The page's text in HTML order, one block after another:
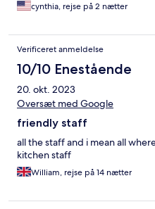
cynthia, rejse på 2 nætter
Verificeret anmeldelse
10/10 Enestående
20. okt. 2023
Oversæt med Google
friendly staff
all the staff and i mean all
kitchen staff
William, rejse på 14 nætter